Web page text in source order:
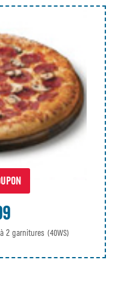
2 garnitures (40WS)